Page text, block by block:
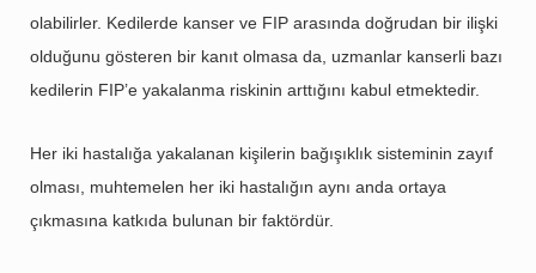
olabilirler. Kedilerde kanser ve FIP arasında doğrudan bir ilişki
olduğunu gösteren bir kanıt olmasa da, uzmanlar kanserli bazı
kedilerin FIP’e yakalanma riskinin arttığını kabul etmektedir.
Her iki hastalığa yakalanan kişilerin bağışıklık sisteminin zayıf
olması, muhtemelen her iki hastalığın aynı anda ortaya
çıkmasına katkıda bulunan bir faktördür.